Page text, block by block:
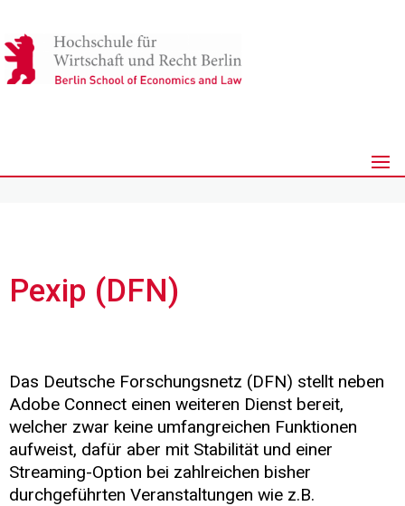
Pexip (DFN)
Das Deutsche Forschungsnetz (DFN) stellt neben
Adobe Connect einen weiteren Dienst bereit,
welcher zwar keine umfangreichen Funktionen
aufweist, dafür aber mit Stabilität und einer
Streaming-Option bei zahlreichen bisher
durchgeführten Veranstaltungen wie z.B.